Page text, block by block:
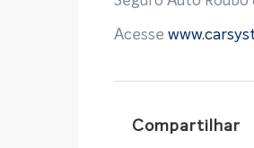
Acesse
Compartilhar